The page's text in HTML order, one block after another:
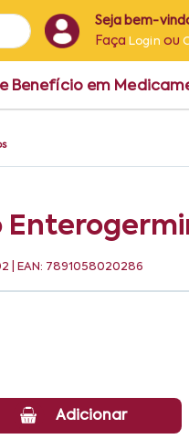
Seja bem-
Faça Login ou
Benefício em
| EAN: 7891058020286
Adicionar